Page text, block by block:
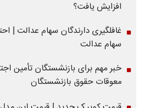
افزایش یافت؟
سهام عدالت
خبر مهم برای بازنشستگان تأمین
معوقات حقوق بازنشستگان